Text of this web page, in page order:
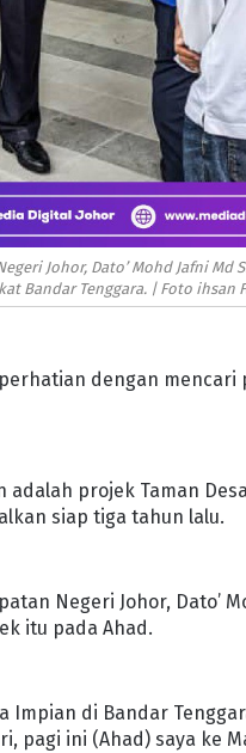
Johor, Dato’ Mohd Jafni
Bandar Tenggara. | Foto ihsan
dengan
projek Taman
siap tiga tahun lalu.
Negeri Johor, Dato’
itu pada Ahad.
Impian di Bandar
pagi ini (Ahad) saya ke